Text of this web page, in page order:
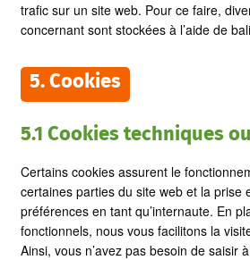
trafic sur un site web. Pour ce faire,
concernant sont stockées à l’aide de
5. Cookies
5.1 Cookies techniques
Certains cookies assurent le
certaines parties du site web et la prise
préférences en tant qu’internaute. En
fonctionnels, nous vous facilitons la
Ainsi, vous n’avez pas besoin de saisir